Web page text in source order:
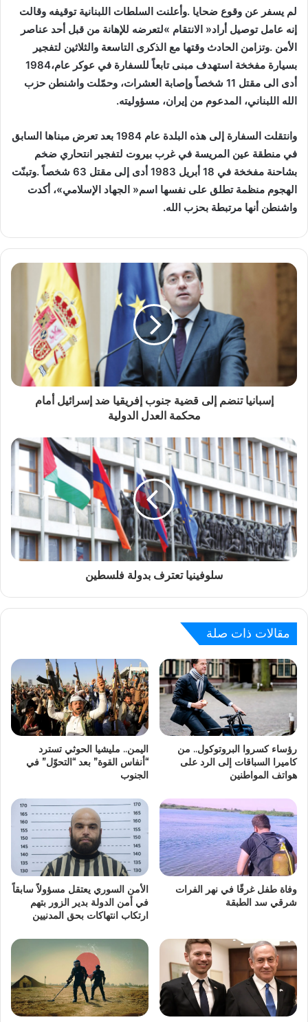
‬بسيارة‭ ‬مفخخة‭ ‬استهدف‭ ‬مبنى‭ ‬تابعاً‭ ‬للسفارة‭ ‬في‭ ‬عوكر‭ ‬عام‭ ‬1984،‭
‬الله‭ ‬اللبناني،‭ ‬المدعوم‭ ‬من‭ ‬إيران،‭ ‬مسؤوليته‭. ‬
‬واشنطن‭ ‬أنها‭ ‬مرتبطة‭ ‬بحزب‭ ‬الله‭. ‬
إسبانيا تنضم إلى قضية جنوب إفريقيا ضد إسرائيل أمام
محكمة العدل الدولية
سلوفينيا تعترف بدولة فلسطين
مقالات ذات صلة
رؤساء كسروا البروتوكول.. من
كاميرا السباقات إلى الرد على
هواتف المواطنين
اليمن.. مليشيا الحوثي تسترد
“أنفاس القوة” بعد “التحوّل” في
الجنوب
وفاة طفل غرقًا في نهر الفرات
شرقي سد الطبقة
الأمن السوري يعتقل مسؤولاً سابقاً
في أمن الدولة بدير الزور بتهم
ارتكاب انتهاكات بحق المدنيين